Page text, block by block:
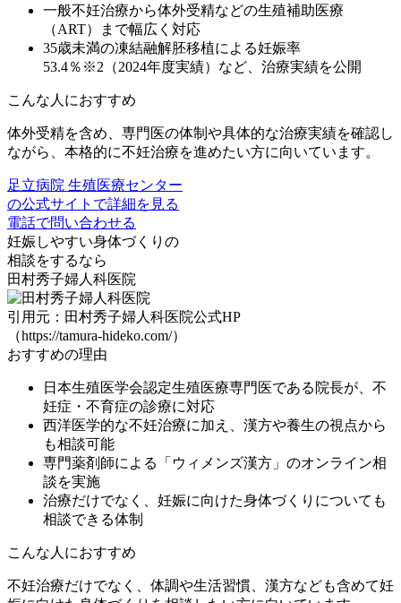
一般不妊治療から体外受精などの生殖補助医療
（ART）まで幅広く対応
35歳未満の凍結融解胚移植による妊娠率
53.4％※2（2024年度実績）など、治療実績を公開
こんな人におすすめ
体外受精を含め、 専門医の体制や具体的な治療実績を確認し
ながら、本格的に不妊治療を進めたい方に向いています。
足立病院 生殖医療センター
の公式サイトで詳細を見る
電話で問い合わせる
妊娠しやすい身体づくりの
相談をするなら
田村秀子婦人科医院
引用元：田村秀子婦人科医院公式HP
（https://tamura-hideko.com/）
おすすめの理由
日本生殖医学会認定生殖医療専門医である院長が、不
妊症・不育症の診療に対応
西洋医学的な不妊治療に加え、漢方や養生の視点から
も相談可能
専門薬剤師による「ウィメンズ漢方」のオンライン相
談を実施
治療だけでなく、妊娠に向けた身体づくりについても
相談できる体制
こんな人におすすめ
不妊治療だけでなく、 体調や生活習慣、漢方なども含めて妊